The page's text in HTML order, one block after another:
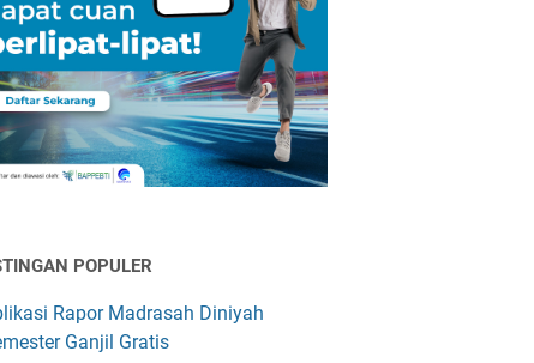
POPULER
Rapor Madrasah Diniyah
Ganjil Gratis